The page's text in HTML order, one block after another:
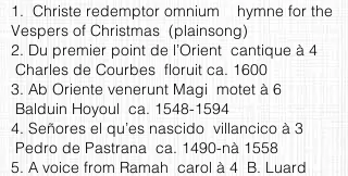
1. Christe redemptor omnium hymne for the
Vespers of Christmas (plainsong)
2. Du premier point de l’Orient cantique à 4
Charles de Courbes floruit ca. 1600
3. Ab Oriente venerunt Magi motet à 6
Balduin Hoyoul ca. 1548-1594
4. Señores el qu’es nascido villancico à 3
Pedro de Pastrana ca. 1490-nà 1558
5. A voice from Ramah carol à 4 B. Luard